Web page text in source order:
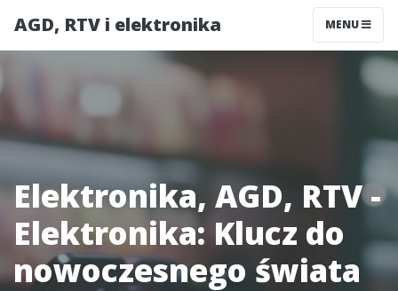
AGD, RTV i elektronika MENU
Elektronika, AGD, RTV -
Elektronika: Klucz do
nowoczesnego świata